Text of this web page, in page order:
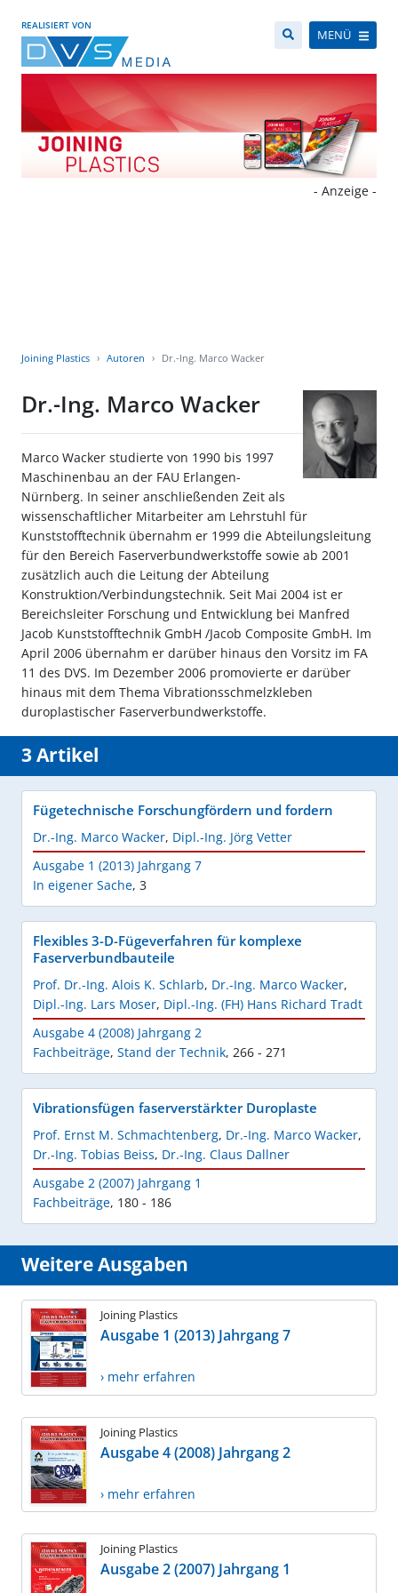
REALISIERT VON
MENÜ
- Anzeige -
Joining Plastics Autoren Dr.-Ing. Marco Wacker
Dr.-Ing. Marco Wacker
Marco Wacker studierte von 1990 bis 1997
Maschinenbau an der FAU Erlangen-
Nürnberg. In seiner anschließenden Zeit als
wissenschaftlicher Mitarbeiter am Lehrstuhl für
Kunststofftechnik übernahm er 1999 die Abteilungsleitung
für den Bereich Faserverbundwerkstoffe sowie ab 2001
zusätzlich auch die Leitung der Abteilung
Konstruktion/Verbindungstechnik. Seit Mai 2004 ist er
Bereichsleiter Forschung und Entwicklung bei Manfred
Jacob Kunststofftechnik GmbH /Jacob Composite GmbH. Im
April 2006 übernahm er darüber hinaus den Vorsitz im FA
11 des DVS. Im Dezember 2006 promovierte er darüber
hinaus mit dem Thema Vibrationsschmelzkleben
duroplastischer Faserverbundwerkstoffe.
3 Artikel
Fügetechnische Forschungfördern und fordern
Dr.-Ing. Marco Wacker, Dipl.-Ing. Jörg Vetter
Ausgabe 1 (2013) Jahrgang 7
In eigener Sache, 3
Flexibles 3-D-Fügeverfahren für komplexe
Faserverbundbauteile
Prof. Dr.-Ing. Alois K. Schlarb, Dr.-Ing. Marco Wacker,
Dipl.-Ing. Lars Moser, Dipl.-Ing. (FH) Hans Richard Tradt
Ausgabe 4 (2008) Jahrgang 2
Fachbeiträge, Stand der Technik, 266 - 271
Vibrationsfügen faserverstärkter Duroplaste
Prof. Ernst M. Schmachtenberg, Dr.-Ing. Marco Wacker,
Dr.-Ing. Tobias Beiss, Dr.-Ing. Claus Dallner
Ausgabe 2 (2007) Jahrgang 1
Fachbeiträge, 180 - 186
Weitere Ausgaben
Joining Plastics
Ausgabe 1 (2013) Jahrgang 7
› mehr erfahren
Joining Plastics
Ausgabe 4 (2008) Jahrgang 2
› mehr erfahren
Joining Plastics
Ausgabe 2 (2007) Jahrgang 1